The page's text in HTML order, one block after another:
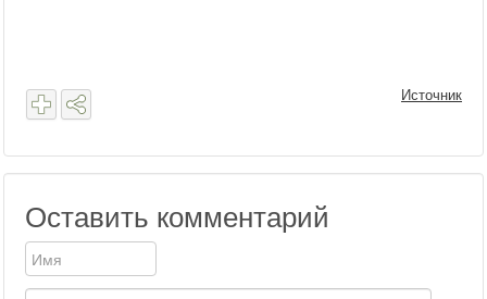
Источник
Оставить комментарий